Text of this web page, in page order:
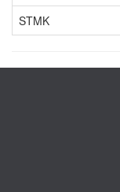
STMK